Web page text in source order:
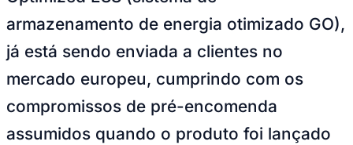
armazenamento de energia otimizado GO),
já está sendo enviada a clientes no
mercado europeu, cumprindo com os
compromissos de pré-encomenda
assumidos quando o produto foi lançado